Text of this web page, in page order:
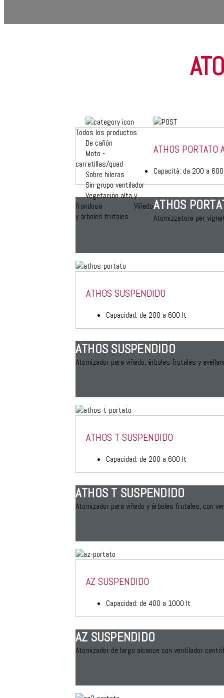
Todos los productos
De cañón
Moto -
carretillas/quad
Sobre hileras
Sin grupo ventilador
Vegetación alta y
frondosa
Viñedo
y árboles frutales
ATHOS PORTATO
Capacità: da 200 a
ATHOS
Atomizzatore per
ATHOS SUSPENDIDO
Capacidad: de 200 a 600 lt
ATHOS SUSPENDIDO
Atomizador para viñedo, árboles frutales y
ATHOS T SUSPENDIDO
Capacidad: de 200 a 600 lt
ATHOS T SUSPENDIDO
Atomizador para viñedo y árboles frutales, con
AZ SUSPENDIDO
Capacidad: de 400 a 1000 lt
AZ SUSPENDIDO
Atomizador de largo alcance con ventilador